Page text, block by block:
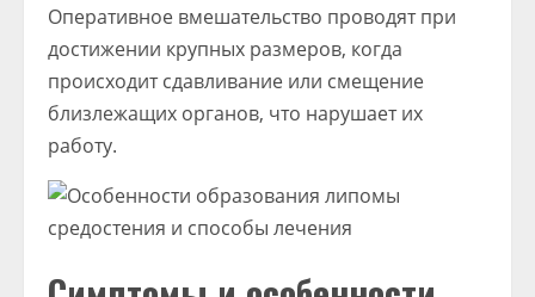
Оперативное вмешательство проводят при
достижении крупных размеров, когда
происходит сдавливание или смещение
близлежащих органов, что нарушает их
работу.